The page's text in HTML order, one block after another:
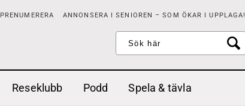
PRENUMERERA ANNONSERA I SENIOREN – SOM ÖKAR I UPPLAGA!
Reseklubb Podd Spela & tävla